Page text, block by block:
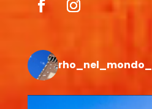
rho_nel_mondo_